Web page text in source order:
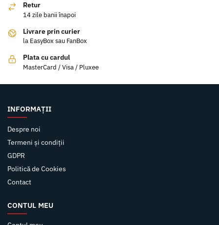
Retur
14 zile banii înapoi
Livrare prin curier
la EasyBox sau FanBox
Plata cu cardul
MasterCard / Visa / Pluxee
INFORMAȚII
Despre noi
Termeni și condiții
GDPR
Politică de Cookies
Contact
CONTUL MEU